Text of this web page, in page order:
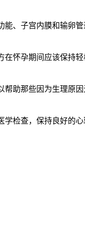
、子宫内膜和输卵
怀孕期间应该保持
助那些因为生理原
检查，保持良好的心